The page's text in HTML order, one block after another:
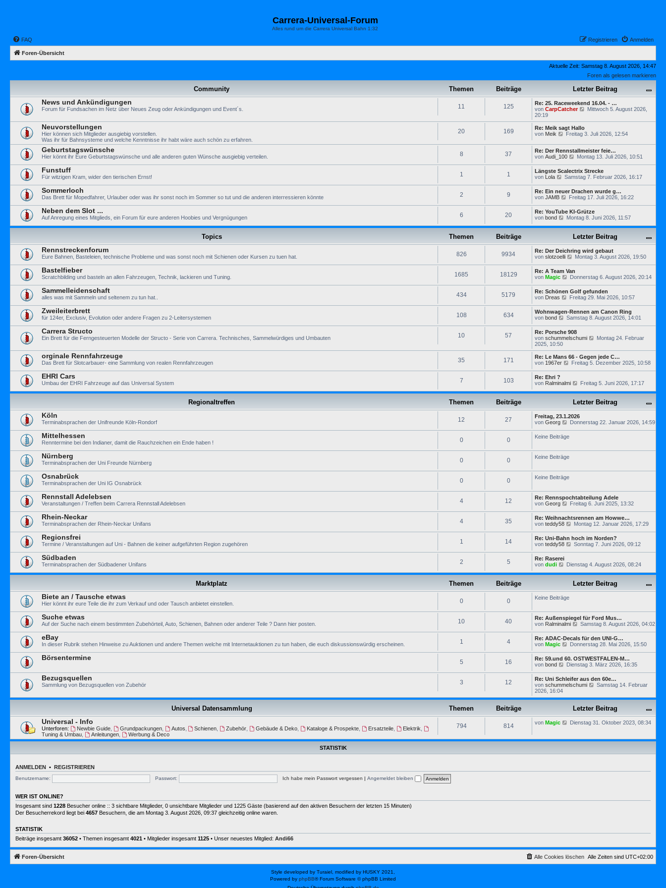
Carrera-Universal-Forum
Alles rund um die Carrera Universal Bahn 1:32
FAQ Anmelden
Registrieren
Foren-Übersicht
Aktuelle Zeit: Samstag 8. August 2026, 14:47
Foren als gelesen markieren
Community Themen Beiträge Letzter Beitrag
News und Ankündigungen
Forum für Fundsachen im Netz über Neues Zeug oder Ankündigungen und Event´s. 11 125
Re: 25. Raceweekend 16.04. - …
von CarpCatcher
N
u
s
e
r
B
i
t
r
a
g
Mittwoch 5. August 2026,
20:19
Neuvorstellungen
Hier können sich Mitglieder ausgiebig vorstellen.
Was ihr für Bahnsysteme und welche Kenntnisse ihr habt wäre auch schön zu erfahren.
20 169
Re: Meik sagt Hallo
von Meik
N
u
e
s
e
r
B
e
i
t
r
a
Freitag 3. Juli 2026, 12:54
Geburtstagswünsche
Hier könnt ihr Eure Geburtstagswünsche und alle anderen guten Wünsche ausgiebig verteilen. 8 37
Re: Der Rennstallmeister feie…
von Audi_100
N
e
s
t
e
r
e
i
t
r
g
Montag 13. Juli 2026, 10:51
Funstuff
Für witzigen Kram, wider den tierischen Ernst! 1 1
Längste Scalectrix Strecke
von Lola
N
e
s
t
e
r
e
r
a
g
Samstag 7. Februar 2026, 16:17
Sommerloch
Das Brett für Mopedfahrer, Urlauber oder was ihr sonst noch im Sommer so tut und die anderen interressieren könnte 2 9
Re: Ein neuer Drachen wurde g…
von JAMB
N
u
e
s
t
B
e
i
r
a
g
Freitag 17. Juli 2026, 16:22
Neben dem Slot ...
Auf Anregung eines Mitglieds, ein Forum für eure anderen Hoobies und Vergnügungen 6 20
Re: YouTube KI-Grütze
von bond
N
u
t
e
r
B
e
i
a
g
Montag 8. Juni 2026, 11:57
Topics Themen Beiträge Letzter Beitrag
Rennstreckenforum
Eure Bahnen, Basteleien, technische Probleme und was sonst noch mit Schienen oder Kursen zu tuen hat. 826 9934
Re: Der Deichring wird gebaut
von slotzoelli
N
e
s
t
e
r
e
i
t
r
a
g
Montag 3. August 2026, 19:50
Bastelfieber
Scratchbilding und basteln an allen Fahrzeugen, Technik, lackieren und Tuning. 1685 18129
Re: A Team Van
von Magic
N
e
s
t
e
r
e
i
t
a
g
Donnerstag 6. August 2026, 20:14
Sammelleidenschaft
alles was mit Sammeln und seltenem zu tun hat.. 434 5179
Re: Schönen Golf gefunden
von Dreas
N
u
e
s
t
e
r
e
t
g
Freitag 29. Mai 2026, 10:57
Zweileiterbrett
für 124er, Exclusiv, Evolution oder andere Fragen zu 2-Leitersystemen 108 634
Wohnwagen-Rennen am Canon Ring
von bond
N
e
s
e
r
B
e
t
a
Samstag 8. August 2026, 14:01
Carrera Structo
Ein Brett für die Ferngesteuerten Modelle der Structo - Serie von Carrera. Technisches, Sammelwürdiges und Umbauten 10 57
Re: Porsche 908
von schummelschumi
N
u
e
s
e
B
e
r
g
Montag 24. Februar
2025, 10:50
orginale Rennfahrzeuge
Das Brett für Slotcarbauer- eine Sammlung von realen Rennfahrzeugen 35 171
Re: Le Mans 66 - Gegen jede C…
von 1967er
N
e
s
t
B
e
a
Freitag 5. Dezember 2025, 10:58
EHRI Cars
Umbau der EHRI Fahrzeuge auf das Universal System 7 103
Re: Ehri ?
von Ralminalmi
N
u
e
s
t
e
r
B
Freitag 5. Juni 2026, 17:17
Regionaltreffen Themen Beiträge Letzter Beitrag
Köln
Terminabsprachen der Unifreunde Köln-Rondorf 12 27
Freitag, 23.1.2026
von Georg
N
e
t
e
e
i
r
a
g
Donnerstag 22. Januar 2026, 14:59
Mittelhessen
Renntermine bei den Indianer, damit die Rauchzeichen ein Ende haben ! 0 0 Keine Beiträge
Nürnberg
Terminabsprachen der Uni Freunde Nürnberg 0 0 Keine Beiträge
Osnabrück
Terminabsprachen der Uni IG Osnabrück 0 0 Keine Beiträge
Rennstall Adelebsen
Veranstaltungen / Treffen beim Carrera Rennstall Adelebsen 4 12
Re: Rennspochtabteilung Adele
von Georg
N
u
e
s
t
e
r
i
t
r
Freitag 6. Juni 2025, 13:32
Rhein-Neckar
Terminabsprachen der Rhein-Neckar Unifans 4 35
Re: Weihnachtsrennen am Howwe…
von teddy58
N
u
e
s
t
r
e
Montag 12. Januar 2026, 17:29
Regionsfrei
Termine / Veranstaltungen auf Uni - Bahnen die keiner aufgeführten Region zugehören 1 14
Re: Uni-Bahn hoch im Norden?
von teddy58
N
s
t
r
B
a
g
Sonntag 7. Juni 2026, 09:12
Südbaden
Terminabsprachen der Südbadener Unifans 2 5
Re: Raserei
von dudi
N
u
t
e
B
e
i
r
a
g
Dienstag 4. August 2026, 08:24
Marktplatz Themen Beiträge Letzter Beitrag
Biete an / Tausche etwas
Hier könnt ihr eure Teile die ihr zum Verkauf und oder Tausch anbietet einstellen. 0 0 Keine Beiträge
Suche etwas
Auf der Suche nach einem bestimmten Zubehörteil, Auto, Schienen, Bahnen oder anderer Teile ? Dann hier posten. 10 40
Re: Außenspiegel für Ford Mus…
von Ralminalmi
N
e
s
t
e
r
e
i
t
a
g
Samstag 8. August 2026, 04:02
eBay
In dieser Rubrik stehen Hinweise zu Auktionen und andere Themen welche mit Internetauktionen zu tun haben, die euch diskussionswürdig erscheinen. 1 4
Re: ADAC-Decals für den UNI-G…
von Magic
N
u
e
s
t
e
r
e
r
a
Donnerstag 28. Mai 2026, 15:50
Börsentermine
5 16
Re: 59.und 60. OSTWESTFALEN-M…
von bond
N
u
e
s
e
e
i
a
Dienstag 3. März 2026, 16:35
Bezugsquellen
Sammlung von Bezugsquellen von Zubehör 3 12
Re: Uni Schleifer aus den 60e…
von schummelschumi
N
u
s
t
e
r
e
r
Samstag 14. Februar
2026, 16:04
Universal Datensammlung Themen Beiträge Letzter Beitrag
Universal - Info
Unterforen: Newbie Guide, Grundpackungen, Autos Schienen Zubehör Gebäude & Deko Kataloge & Prospekte, Ersatzteile, Elektrik
Tuning & Umbau
Anleitungen, Werbung & Deco
794 814 von Magic
N
e
a
Dienstag 31. Oktober 2023, 08:34
STATISTIK
ANMELDEN • REGISTRIEREN
Benutzername: Passwort: Ich habe mein Passwort vergessen | Angemeldet bleiben
WER IST ONLINE?
Insgesamt sind 1228 Besucher online :: 3 sichtbare Mitglieder, 0 unsichtbare Mitglieder und 1225 Gäste (basierend auf den aktiven Besuchern der letzten 15 Minuten)
Der Besucherrekord liegt bei 4657 Besuchern, die am Montag 3. August 2026, 09:37 gleichzeitig online waren.
STATISTIK
Beiträge insgesamt 36052 • Themen insgesamt 4021 • Mitglieder insgesamt 1125 • Unser neuestes Mitglied: Andi66
Foren-Übersicht Alle Zeiten sind UTC+02:00
Alle Cookies löschen
Style developed by Turaiel, modified by HUSKY 2021,
Powered by phpBB® Forum Software © phpBB Limited